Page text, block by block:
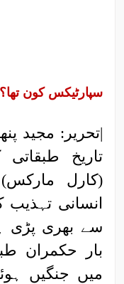
سپارٹیکس کون تھا؟
|تحریر: مجید
تاریخ
(کارل
انسانی
سے بھری پڑی
بار حکمران
میں جنگیں